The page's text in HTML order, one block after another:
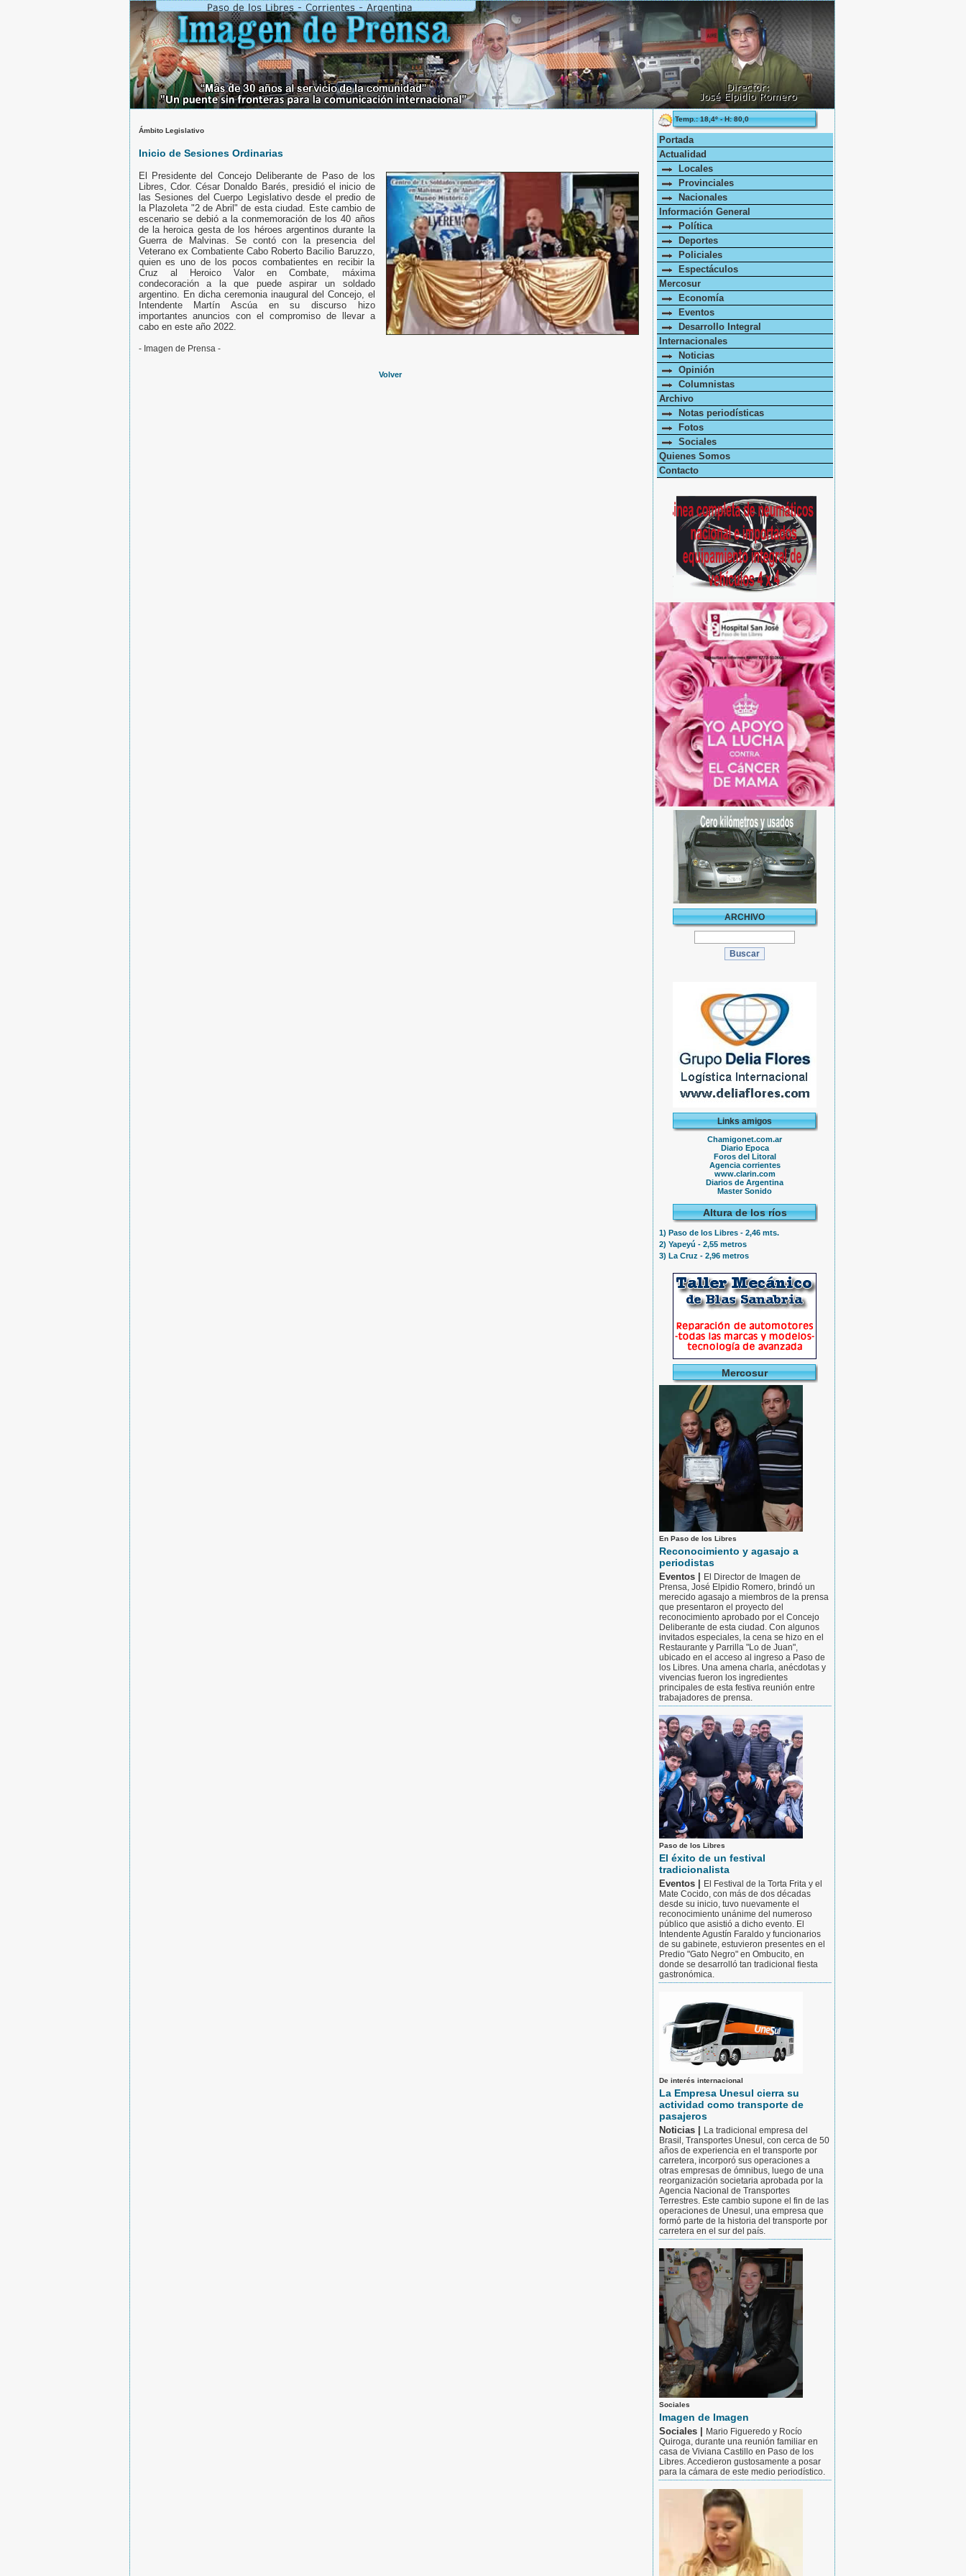
Ámbito Legislativo
Inicio de Sesiones Ordinarias
El Presidente del Concejo Deliberante de Paso de los
Libres, Cdor. César Donaldo Barés, presidió el inicio de
las Sesiones del Cuerpo Legislativo desde el predio de
la Plazoleta "2 de Abril" de esta ciudad. Este cambio de
escenario se debió a la conmemoración de los 40 años
de la heroica gesta de los héroes argentinos durante la
Guerra de Malvinas. Se contó con la presencia del
Veterano ex Combatiente Cabo Roberto Bacilio Baruzzo,
quien es uno de los pocos combatientes en recibir la
Cruz al Heroico Valor en Combate, máxima
condecoración a la que puede aspirar un soldado
argentino. En dicha ceremonia inaugural del Concejo, el
Intendente Martín Ascúa en su discurso hizo
importantes anuncios con el compromiso de llevar a
cabo en este año 2022.
- Imagen de Prensa -
Volver
Temp.: 18,4º - H: 80,0
Portada
Actualidad
Locales
Provinciales
Nacionales
Información General
Política
Deportes
Policiales
Espectáculos
Mercosur
Economía
Eventos
Desarrollo Integral
Internacionales
Noticias
Opinión
Columnistas
Archivo
Notas periodísticas
Fotos
Sociales
Quienes Somos
Contacto
ARCHIVO
Links amigos
Chamigonet.com.ar
Diario Epoca
Foros del Litoral
Agencia corrientes
www.clarin.com
Diarios de Argentina
Master Sonido
Altura de los ríos
1) Paso de los Libres - 2,46 mts.
2) Yapeyú - 2,55 metros
3) La Cruz - 2,96 metros
Mercosur
En Paso de los Libres
Reconocimiento y agasajo a
periodistas
Eventos |
El Director de Imagen de
Prensa, José Elpidio Romero, brindó un
merecido agasajo a miembros de la prensa
que presentaron el proyecto del
reconocimiento aprobado por el Concejo
Deliberante de esta ciudad. Con algunos
invitados especiales, la cena se hizo en el
Restaurante y Parrilla "Lo de Juan",
ubicado en el acceso al ingreso a Paso de
los Libres. Una amena charla, anécdotas y
vivencias fueron los ingredientes
principales de esta festiva reunión entre
trabajadores de prensa.
Paso de los Libres
El éxito de un festival
tradicionalista
Eventos |
El Festival de la Torta Frita y el
Mate Cocido, con más de dos décadas
desde su inicio, tuvo nuevamente el
reconocimiento unánime del numeroso
público que asistió a dicho evento. El
Intendente Agustín Faraldo y funcionarios
de su gabinete, estuvieron presentes en el
Predio "Gato Negro" en Ombucito, en
donde se desarrolló tan tradicional fiesta
gastronómica.
De interés internacional
La Empresa Unesul cierra su
actividad como transporte de
pasajeros
Noticias |
La tradicional empresa del
Brasil, Transportes Unesul, con cerca de 50
años de experiencia en el transporte por
carretera, incorporó sus operaciones a
otras empresas de ómnibus, luego de una
reorganización societaria aprobada por la
Agencia Nacional de Transportes
Terrestres. Este cambio supone el fin de las
operaciones de Unesul, una empresa que
formó parte de la historia del transporte por
carretera en el sur del país.
Sociales
Imagen de Imagen
Sociales |
Mario Figueredo y Rocío
Quiroga, durante una reunión familiar en
casa de Viviana Castillo en Paso de los
Libres. Accedieron gustosamente a posar
para la cámara de este medio periodístico.